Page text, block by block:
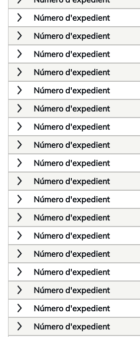
Número d'expedient
Número d'expedient
Número d'expedient
Número d'expedient
Número d'expedient
Número d'expedient
Número d'expedient
Número d'expedient
Número d'expedient
Número d'expedient
Número d'expedient
Número d'expedient
Número d'expedient
Número d'expedient
Número d'expedient
Número d'expedient
Número d'expedient
Número d'expedient